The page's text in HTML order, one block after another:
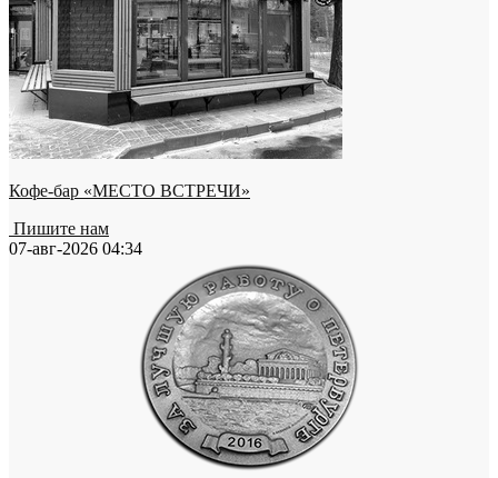
Кофе-бар «МЕСТО ВСТРЕЧИ»
Пишите нам
07-авг-2026 04:34